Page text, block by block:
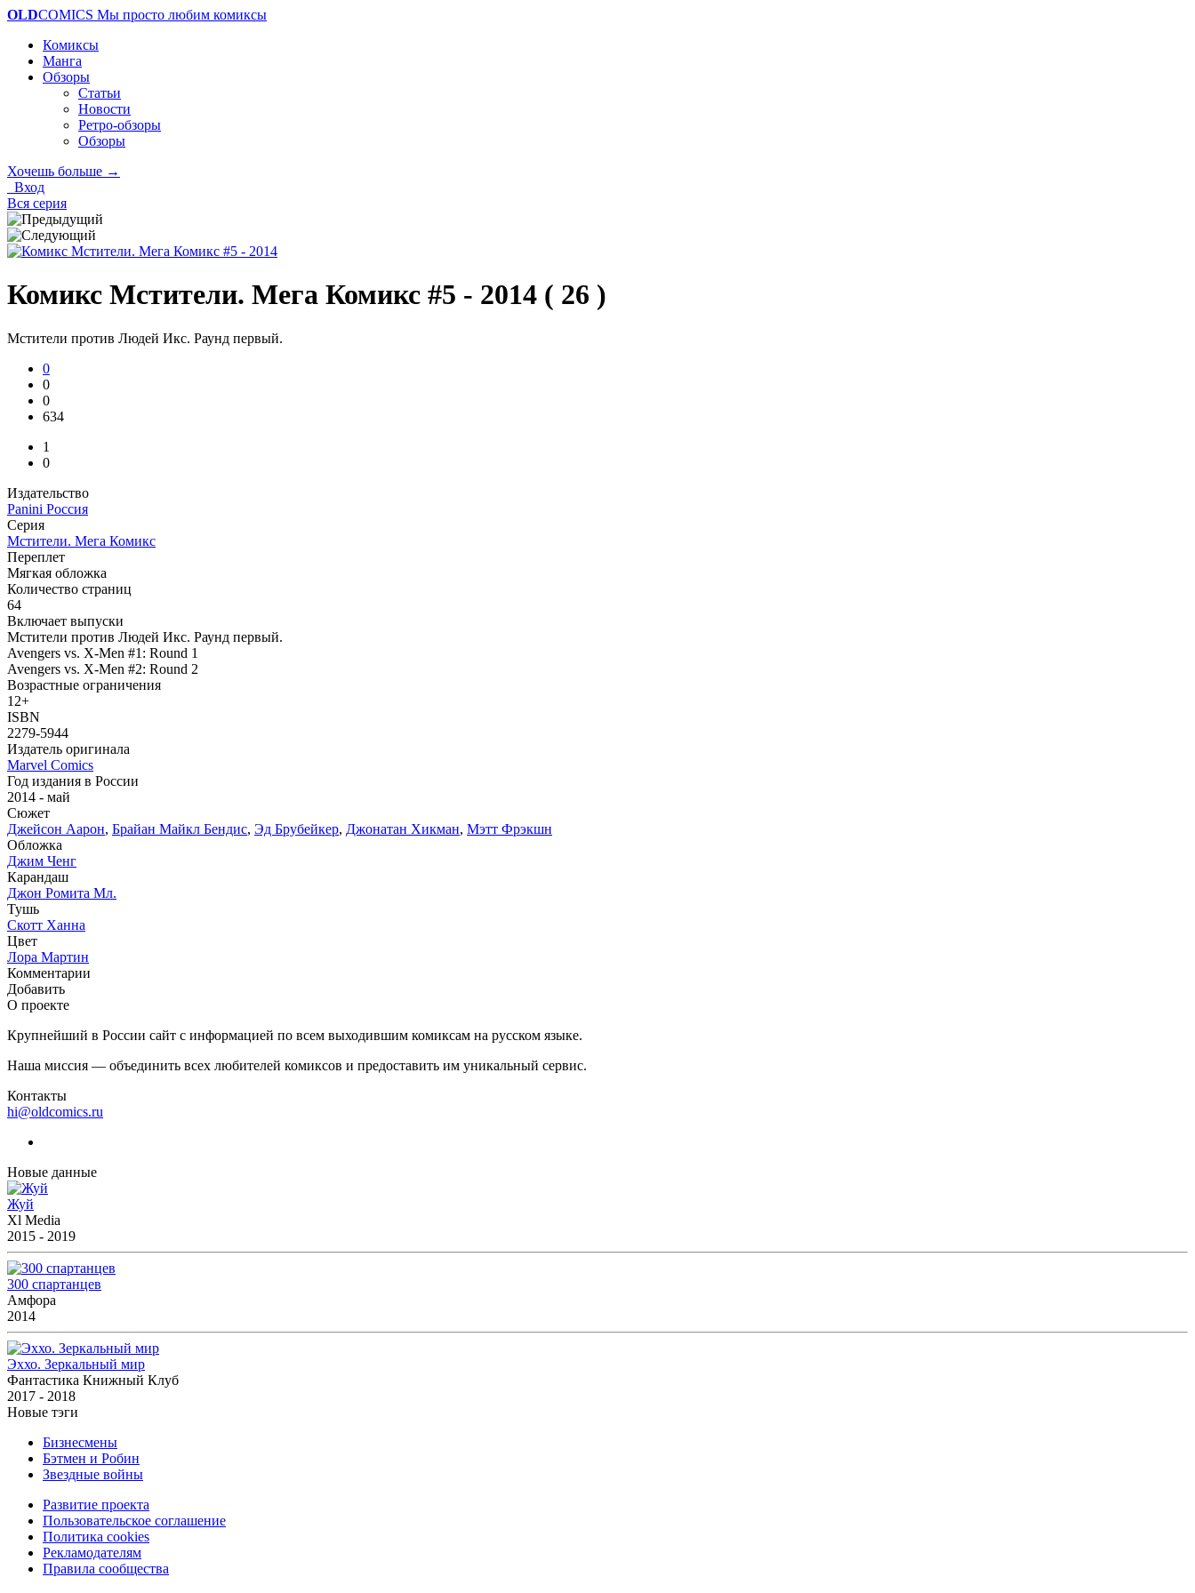
OLDCOMICS Мы просто любим комиксы
Комиксы
Манга
Обзоры
Статьи
Новости
Ретро-обзоры
Обзоры
Хочешь больше →
Вход
Вся серия
Комикс Мстители. Мега Комикс #5 - 2014 ( 26 )
Мстители против Людей Икс. Раунд первый.
0
0
0
634
1
0
Издательство
Panini Россия
Серия
Мстители. Мега Комикс
Переплет
Мягкая обложка
Количество страниц
64
Включает выпуски
Мстители против Людей Икс. Раунд первый.
Avengers vs. X-Men #1: Round 1
Avengers vs. X-Men #2: Round 2
Возрастные ограничения
12+
ISBN
2279-5944
Издатель оригинала
Marvel Comics
Год издания в России
2014 - май
Сюжет
Джейсон Аарон, Брайан Майкл Бендис, Эд Брубейкер, Джонатан Хикман, Мэтт Фрэкшн
Обложка
Джим Ченг
Карандаш
Джон Ромита Мл.
Тушь
Скотт Ханна
Цвет
Лора Мартин
Комментарии
Добавить
О проекте
Крупнейший в России сайт с информацией по всем выходившим комиксам на русском языке.
Наша миссия — объединить всех любителей комиксов и предоставить им уникальный сервис.
Контакты
hi@oldcomics.ru
Новые данные
Жуй
Xl Media
2015 - 2019
300 спартанцев
Амфора
2014
Эххо. Зеркальный мир
Фантастика Книжный Клуб
2017 - 2018
Новые тэги
Бизнесмены
Бэтмен и Робин
Звездные войны
Развитие проекта
Пользовательское соглашение
Политика cookies
Рекламодателям
Правила сообщества